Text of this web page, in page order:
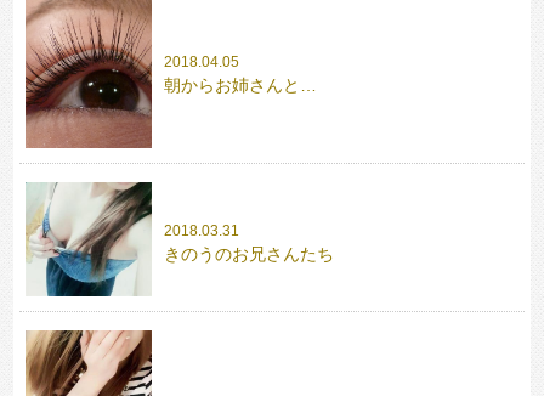
2018.04.05
朝からお姉さんと…
2018.03.31
きのうのお兄さんたち